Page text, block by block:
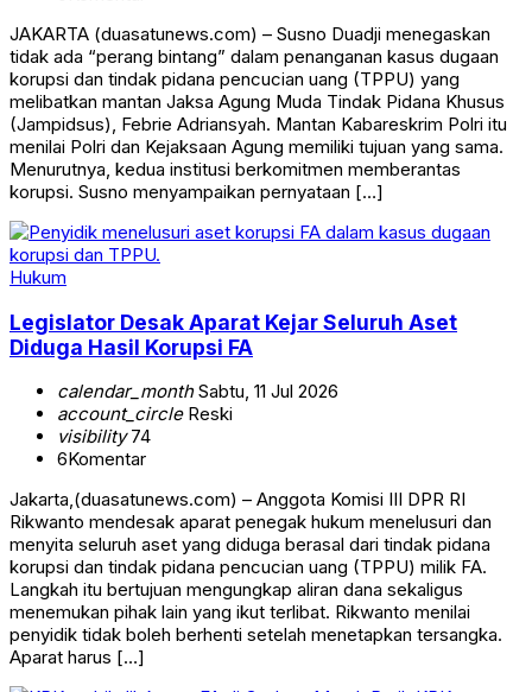
JAKARTA (duasatunews.com) – Susno Duadji menegaskan
tidak ada “perang bintang” dalam penanganan kasus dugaan
korupsi dan tindak pidana pencucian uang (TPPU) yang
melibatkan mantan Jaksa Agung Muda Tindak Pidana Khusus
(Jampidsus), Febrie Adriansyah. Mantan Kabareskrim Polri itu
menilai Polri dan Kejaksaan Agung memiliki tujuan yang sama.
Menurutnya, kedua institusi berkomitmen memberantas
korupsi. Susno menyampaikan pernyataan […]
Hukum
Legislator Desak Aparat Kejar Seluruh Aset
Diduga Hasil Korupsi FA
calendar_monthSabtu, 11 Jul 2026
account_circleReski
visibility74
6Komentar
Jakarta,(duasatunews.com) – Anggota Komisi III DPR RI
Rikwanto mendesak aparat penegak hukum menelusuri dan
menyita seluruh aset yang diduga berasal dari tindak pidana
korupsi dan tindak pidana pencucian uang (TPPU) milik FA.
Langkah itu bertujuan mengungkap aliran dana sekaligus
menemukan pihak lain yang ikut terlibat. Rikwanto menilai
penyidik tidak boleh berhenti setelah menetapkan tersangka.
Aparat harus […]